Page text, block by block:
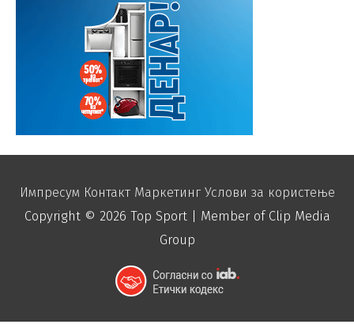
Импресум Контакт Маркетинг Услови за користење
Copyright © 2026 Top Sport| Member of Clip Media
Group